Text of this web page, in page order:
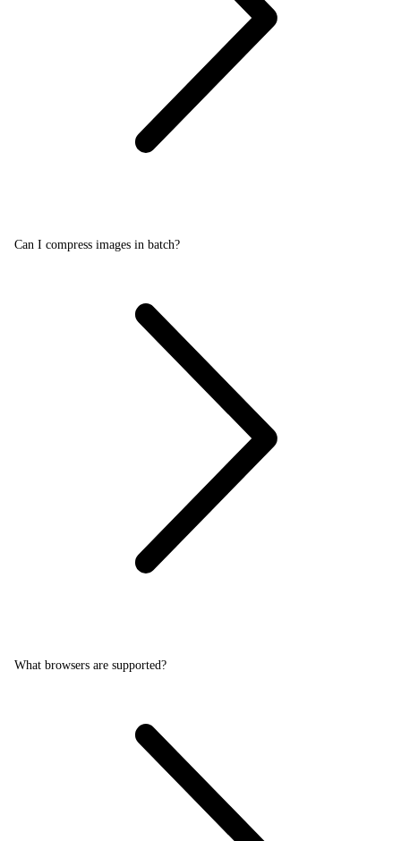
Can I compress images in batch?
What browsers are supported?